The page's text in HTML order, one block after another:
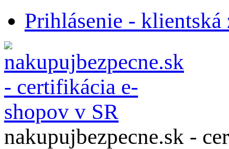
Prihlásenie - klientská
nakupujbezpecne.sk -